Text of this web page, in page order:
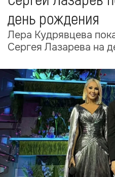
день рождения
Лера Кудрявцева
Сергея Лазарева на